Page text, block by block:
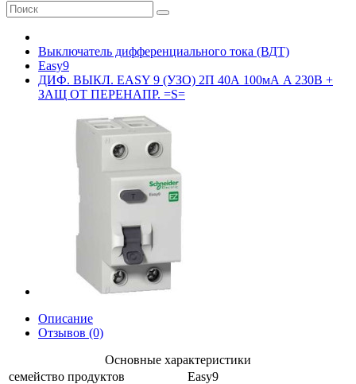
Выключатель дифференциального тока (ВДТ)
Easy9
ДИФ. ВЫКЛ. EASY 9 (УЗО) 2П 40А 100мА A 230В +
ЗАЩ ОТ ПЕРЕНАПР. =S=
Описание
Отзывов (0)
Основные характеристики
семейство продуктов
Easy9